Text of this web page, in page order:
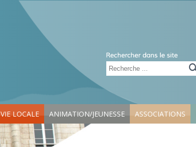
VIE LOCALE ANIMATION/JEUNESSE ASSOCIATIONS